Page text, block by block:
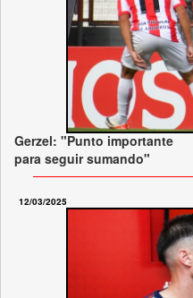
Gerzel: "Punto importante
para seguir sumando"
12/03/2025